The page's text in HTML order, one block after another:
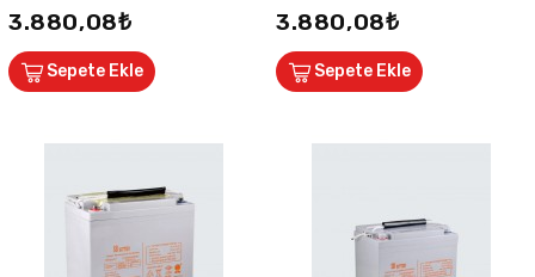
Deşarj 10 Sene Ömürlü 2
3.880,08₺
Sepete Ekle
Derin Deşarj 10 Sene Ömürlü
3.880,08₺
Sepete Ekle